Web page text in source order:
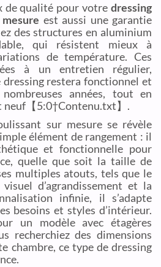
de qualité pour votre dressing
est aussi une garantie
des structures en aluminium
qui résistent mieux à
de température. Ces
à un entretien régulier,
restera fonctionnel et
années, tout en
neuf【5:0†Contenu.txt】.
sur mesure se révèle
élément de rangement : il
et fonctionnelle pour
quelle que soit la taille de
multiples atouts, tels que le
d’agrandissement et la
infinie, il s’adapte
besoins et styles d’intérieur.
un modèle avec étagères
recherchiez des dimensions
chambre, ce type de dressing